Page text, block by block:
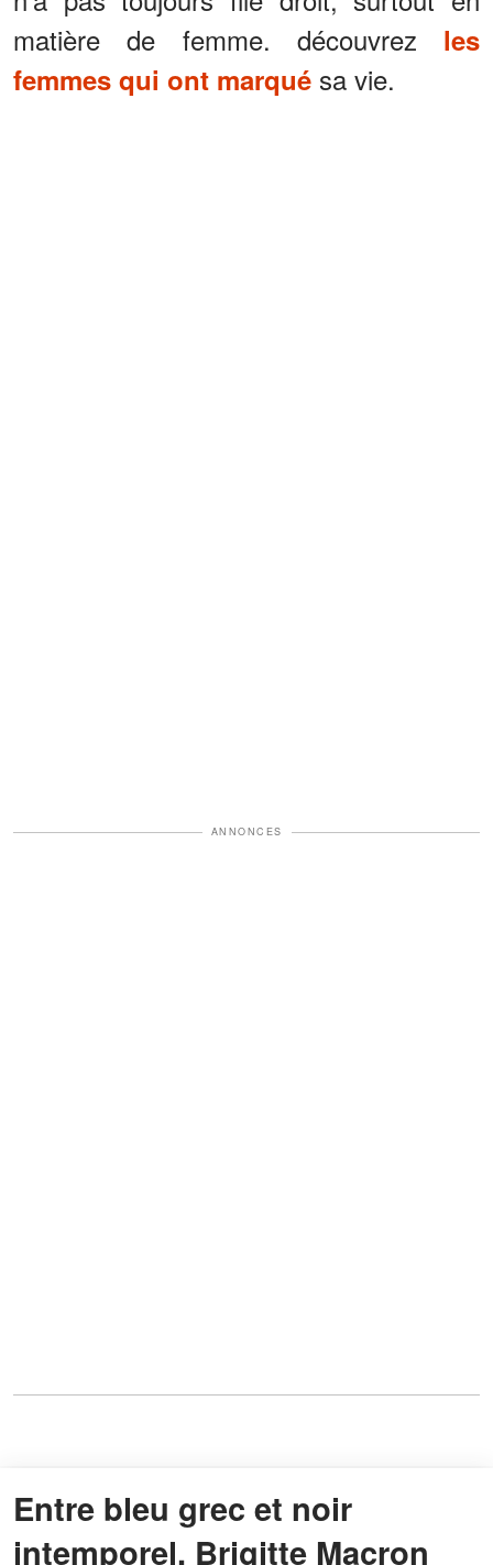
matière de femme. découvrez les
femmes qui ont marqué sa vie.
ANNONCES
Entre bleu grec et noir
intemporel, Brigitte Macron